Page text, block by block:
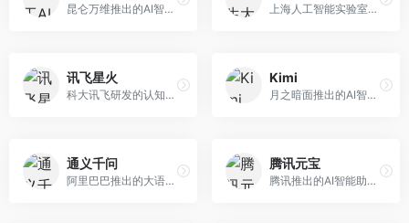
昆仑万维推出的AI智能助手，集成搜索、对话、创作等多种能力。面向普通用户和内容创作者，支持联网搜索、文本生成、图像理解等功能，响应速度快，免费使用。 上海人工智能实验室研发的开源大模型系列，支持多尺度和多模态。面向研究机构和开发者，开源生态完善，学术研究背景深厚，适合科研和定制开发。
讯飞星火
科大讯飞研发的认知智能大模型，深度融合语音识别和自然语言处理技术。面向企业用户和教育领域，提供语音交互、文档处理、代码生成等服务，中文语音识别准确率高。
Kimi
月之暗面推出的AI智能助手，核心优势在于超长文本处理能力，支持20万字以上文档分析。面向学术研究者、职场人士和内容创作者，提供文档解读、PPT生成、联网搜索等综合服务。
通义千问
阿里巴巴推出的大语言模型平台，提供对话问答、文档处理、图像理解、代码编写等全方位AI服务。面向企业用户和个人开发者，集成阿里云生态，支持多模态交互，企业级安全保障。
腾讯元宝
腾讯推出的AI智能助手，整合微信生态和腾讯云服务。面向普通用户和企业客户，支持文档解析、图像理解、联网搜索等功能，与腾讯产品无缝衔接，办公协作便捷。